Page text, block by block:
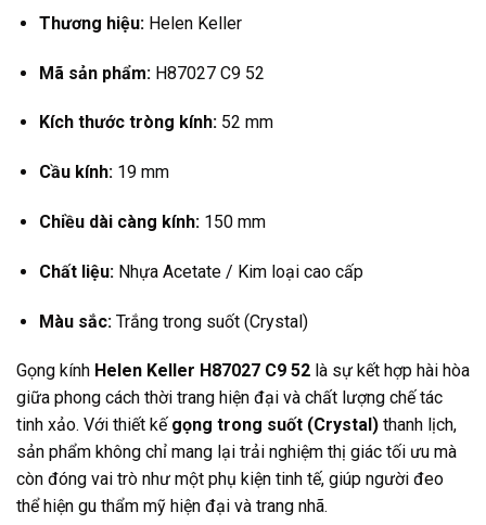
Thương hiệu:Helen Keller
Mã sản phẩm:H87027 C9 52
Kích thước tròng kính:52 mm
Cầu kính:19 mm
Chiều dài càng kính:150 mm
Chất liệu:Nhựa Acetate / Kim loại cao cấp
Màu sắc:Trắng trong suốt (Crystal)
Gọng kính Helen Keller H87027 C9 52 là sự kết hợp hài hòa
giữa phong cách thời trang hiện đại và chất lượng chế tác
tinh xảo. Với thiết kế gọng trong suốt (Crystal) thanh lịch,
sản phẩm không chỉ mang lại trải nghiệm thị giác tối ưu mà
còn đóng vai trò như một phụ kiện tinh tế, giúp người đeo
thể hiện gu thẩm mỹ hiện đại và trang nhã.